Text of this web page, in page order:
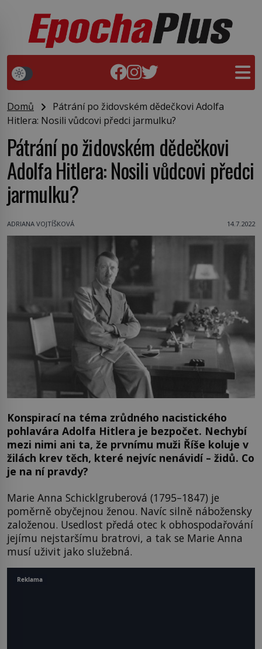
Domů
Pátrání po židovském dědečkovi Adolfa
Hitlera: Nosili vůdcovi předci jarmulku?
Pátrání po židovském dědečkovi
Adolfa Hitlera: Nosili vůdcovi předci
jarmulku?
ADRIANA VOJTÍŠKOVÁ 14.7.2022
Konspirací na téma zrůdného nacistického
pohlavára Adolfa Hitlera je bezpočet. Nechybí
mezi nimi ani ta, že prvnímu muži Říše koluje v
žilách krev těch, které nejvíc nenávidí – židů. Co
je na ní pravdy?
Marie Anna Schicklgruberová (1795–1847) je
poměrně obyčejnou ženou. Navíc silně nábožensky
založenou. Usedlost předá otec k obhospodařování
jejímu nejstaršímu bratrovi, a tak se Marie Anna
musí uživit jako služebná.
Reklama